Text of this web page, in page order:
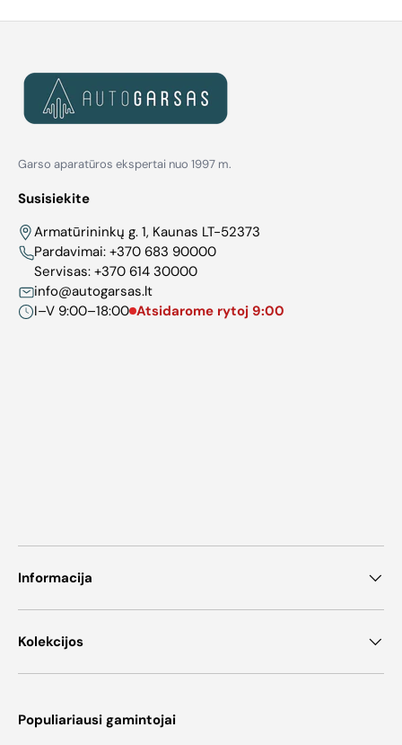
Garso aparatūros ekspertai nuo 1997 m.
Susisiekite
Armatūrininkų g. 1, Kaunas LT-52373
Pardavimai: +370 683 90000
Servisas: +370 614 30000
info@autogarsas.lt
I–V 9:00–18:00 Atsidarome rytoj 9:00
Informacija
Kolekcijos
Populiariausi gamintojai